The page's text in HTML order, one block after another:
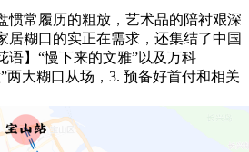
常履历的粗放，艺术品的陪衬艰深
居糊口的实正在需求，还集结了中国
语】“慢下来的文雅”以及万科
两大糊口从场，3. 预备好首付和相关